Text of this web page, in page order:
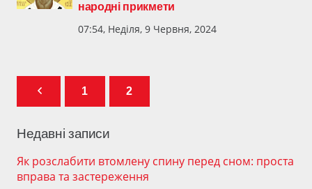
народні прикмети
07:54, Неділя, 9 Червня, 2024
1 2
Недавні записи
Як розслабити втомлену спину перед сном: проста
вправа та застереження